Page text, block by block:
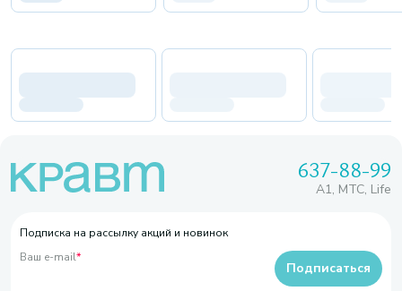
637-88-99
A1, МТС, Life
Подписка на рассылку акций и новинок
Ваш e-mail*
Подписаться